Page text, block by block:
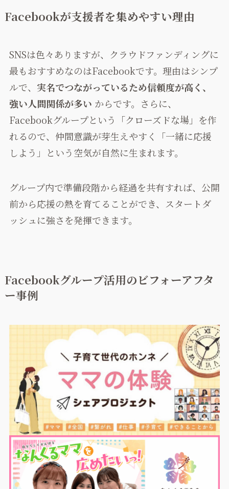
Facebookが支援者を集めやすい理由
SNSは色々ありますが、クラウドファンディングに
最もおすすめなのはFacebookです。理由はシンプ
ルで、 実名でつながっているため信頼度が高く、
強い人間関係が多い からです。さらに、
Facebookグループという「クローズドな場」を作
れるので、仲間意識が芽生えやすく「一緒に応援
しよう」という空気が自然に生まれます。
グループ内で準備段階から経過を共有すれば、公開
前から応援の熱を育てることができ、スタートダ
ッシュに強さを発揮できます。
Facebookグループ活用のビフォーアフタ
ー事例